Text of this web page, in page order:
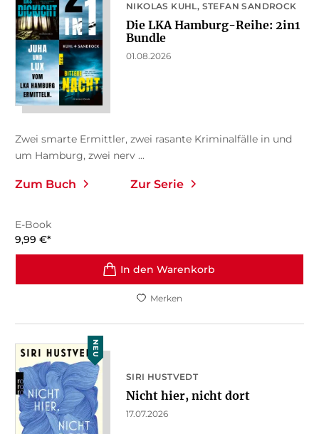
NIKOLAS KUHL STEFAN SANDROCK
Die LKA Hamburg-Reihe: 2in1
Bundle
01.08.2026
Zwei smarte Ermittler, zwei rasante Kriminalfälle in und
um Hamburg, zwei nerv ...
Zum Buch Zur Serie
E-Book
9,99 €*
In den Warenkorb
Merken
NEU
SIRI HUSTVEDT
Nicht hier, nicht dort
17.07.2026